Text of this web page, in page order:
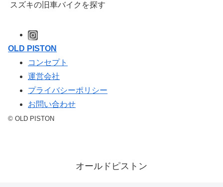
スズキの旧車バイクを探す
OLD PISTON
コンセプト
運営会社
プライバシーポリシー
お問い合わせ
© OLD PISTON
オールドピストン